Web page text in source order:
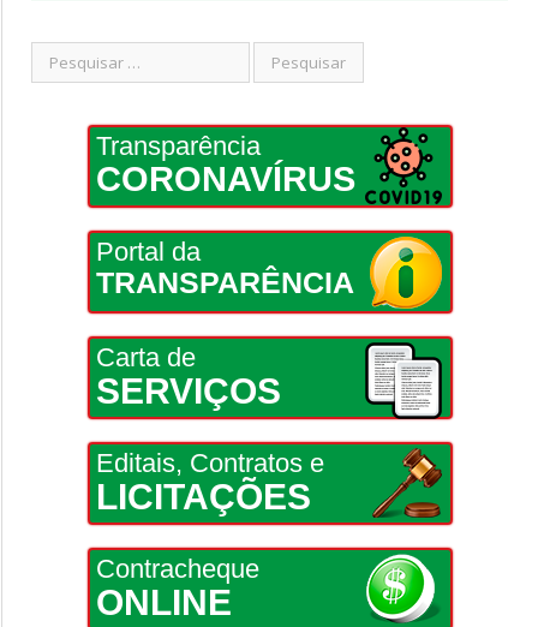
Transparência
CORONAVÍRUS
Portal da
TRANSPARÊNCIA
Carta de
SERVIÇOS
Editais, Contratos e
LICITAÇÕES
Contracheque
ONLINE